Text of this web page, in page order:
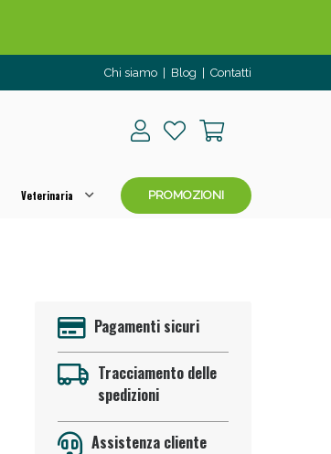
Chi siamo Blog Contatti
Veterinaria PROMOZIONI
Pagamenti sicuri
Tracciamento delle
spedizioni
Assistenza cliente